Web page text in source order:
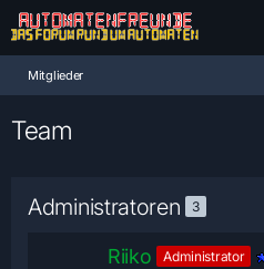
Mitglieder
Team
Administratoren 3
Riiko Administrator